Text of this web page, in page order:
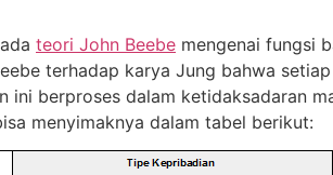
teori John Beebe mengenai fungsi
terhadap karya Jung bahwa
ini berproses dalam ketidaksadaran
menyimaknya dalam tabel berikut: